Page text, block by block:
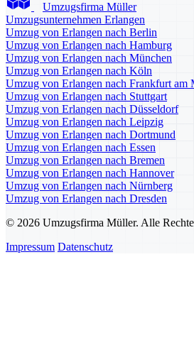
Umzugsfirma Müller
Umzugsunternehmen Erlangen
Umzug von Erlangen nach Berlin
Umzug von Erlangen nach Hamburg
Umzug von Erlangen nach München
Umzug von Erlangen nach Köln
Umzug von Erlangen nach Frankfurt am
Umzug von Erlangen nach Stuttgart
Umzug von Erlangen nach Düsseldorf
Umzug von Erlangen nach Leipzig
Umzug von Erlangen nach Dortmund
Umzug von Erlangen nach Essen
Umzug von Erlangen nach Bremen
Umzug von Erlangen nach Hannover
Umzug von Erlangen nach Nürnberg
Umzug von Erlangen nach Dresden
© 2026 Umzugsfirma Müller. Alle
Impressum Datenschutz